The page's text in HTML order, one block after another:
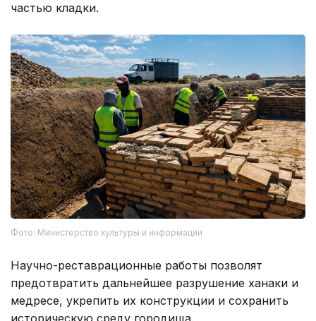
частью кладки.
Фото: Министерство культуры и информации
Научно-реставрационные работы позволят
предотвратить дальнейшее разрушение ханаки и
медресе, укрепить их конструкции и сохранить